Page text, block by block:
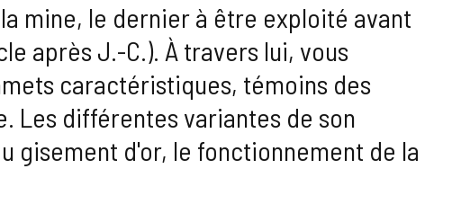
mine, le dernier à être exploité avant
après J.-C.). À travers lui, vous
caractéristiques, témoins des
Les différentes variantes de son
gisement d'or, le fonctionnement de la